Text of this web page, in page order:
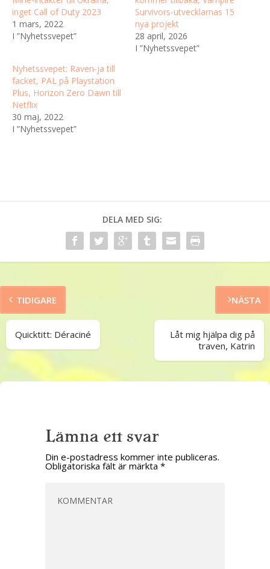
inget Call of Duty 2023
1 mars, 2022
I ”Nyhetssvepet”
Survivors-utvecklarnas 15
nya projekt
28 april, 2026
I ”Nyhetssvepet”
Nyhetssvepet: Raven-ja till
facket, PAL på Playstation
Plus, Horizon Zero Dawn till
Netflix
30 maj, 2022
I ”Nyhetssvepet”
DELA MED SIG:
TIDIGARE
Quicktitt: Déraciné
NÄSTA
Låt mig hjälpa dig på
traven, Katrin
Lämna ett svar
Din e-postadress kommer inte publiceras.
Obligatoriska fält är märkta *